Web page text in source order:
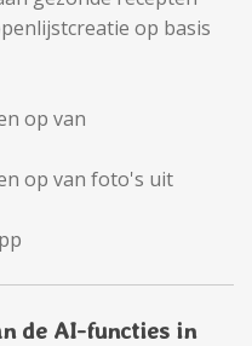
op basis
op van
op van foto's uit
de AI-functies in